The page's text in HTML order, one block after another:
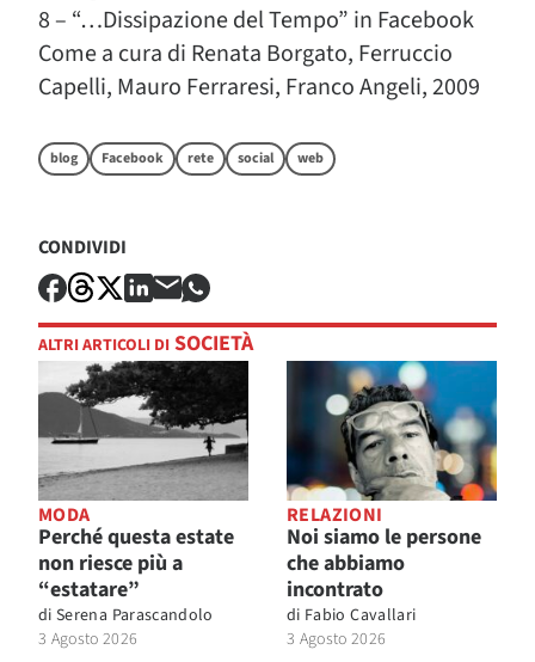
8 – “…Dissipazione del Tempo” in Facebook
Come a cura di Renata Borgato, Ferruccio
Capelli, Mauro Ferraresi, Franco Angeli, 2009
blog Facebook rete social web
CONDIVIDI
ALTRI ARTICOLI DI SOCIETÀ
MODA
Perché questa estate
non riesce più a
“estatare”
di Serena Parascandolo
3 Agosto 2026
RELAZIONI
Noi siamo le persone
che abbiamo
incontrato
di Fabio Cavallari
3 Agosto 2026